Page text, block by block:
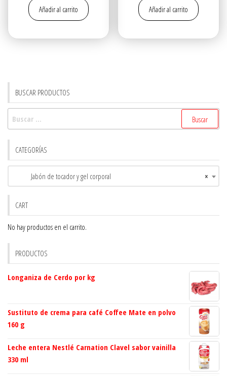
original
$15.30.
actual
$14.00.
Añadir al carrito
original
$3.00.
actual
$2.50.
Añadir al carrito
BUSCAR PRODUCTOS
CATEGORÍAS
×
Jabón de tocador y gel corporal
CART
No hay productos en el carrito.
PRODUCTOS
Longaniza de Cerdo por kg
Sustituto de crema para café Coffee Mate en polvo
160 g
Leche entera Nestlé Carnation Clavel sabor vainilla
330 ml